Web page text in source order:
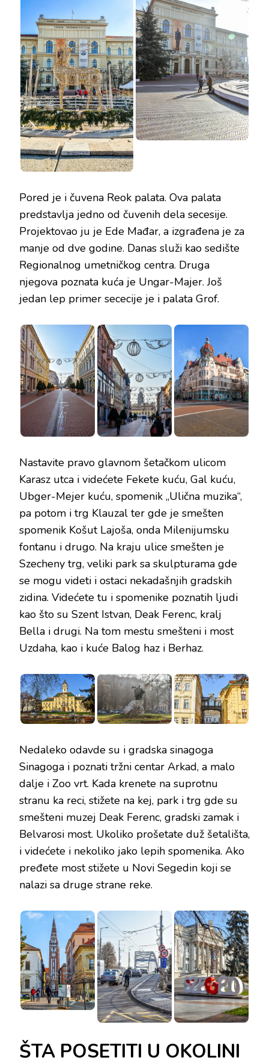
Pored je i čuvena Reok palata. Ova palata
predstavlja jedno od čuvenih dela secesije.
Projektovao ju je Ede Mađar, a izgrađena je za
manje od dve godine. Danas služi kao sedište
Regionalnog umetničkog centra. Druga
njegova poznata kuća je Ungar-Majer. Još
jedan lep primer sececije je i palata Grof.
Nastavite pravo glavnom šetačkom ulicom
Karasz utca i videćete Fekete kuću, Gal kuću,
Ubger-Mejer kuću, spomenik „Ulična muzika“,
pa potom i trg Klauzal ter gde je smešten
spomenik Košut Lajoša, onda Milenijumsku
fontanu i drugo. Na kraju ulice smešten je
Szecheny trg, veliki park sa skulpturama gde
se mogu videti i ostaci nekadašnjih gradskih
zidina. Videćete tu i spomenike poznatih ljudi
kao što su Szent Istvan, Deak Ferenc, kralj
Bella i drugi. Na tom mestu smešteni i most
Uzdaha, kao i kuće Balog haz i Berhaz.
Nedaleko odavde su i gradska sinagoga
Sinagoga i poznati tržni centar Arkad, a malo
dalje i Zoo vrt. Kada krenete na suprotnu
stranu ka reci, stižete na kej, park i trg gde su
smešteni muzej Deak Ferenc, gradski zamak i
Belvarosi most. Ukoliko prošetate duž šetališta,
i videćete i nekoliko jako lepih spomenika. Ako
pređete most stižete u Novi Segedin koji se
nalazi sa druge strane reke.
ŠTA POSETITI U OKOLINI